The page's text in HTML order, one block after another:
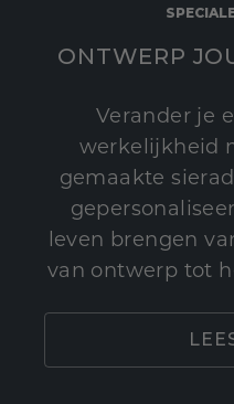
ONTWERP
Verander je
werkelijkheid
gemaakte
leven brengen
van ontwerp tot